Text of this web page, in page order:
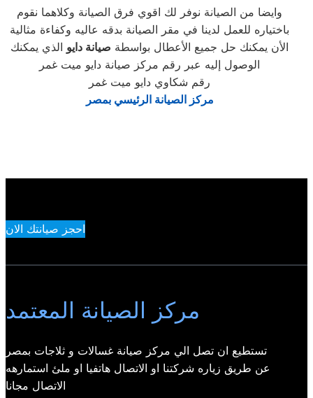
وايضا من الصيانة نوفر لك اقوي فرق الصيانة وكلاهما نقوم
باختياره للعمل لدينا في مقر الصيانة بدقه عاليه وكفاءة مثالية
الأن يمكنك حل جميع الأعطال بواسطة صيانة دايو الذي يمكنك
الوصول إليه عبر رقم مركز صيانة دايو ميت غمر
رقم شكاوي دايو ميت غمر
مركز الصيانة الرئيسي بمصر
احجز صيانتك الان
مركز الصيانة المعتمد
تستطيع ان تصل الي مركز صيانة غسالات و ثلاجات بمصر
عن طريق زياره شركتنا او الاتصال هاتفيا او ملئ استمارهه
الاتصال مجانا